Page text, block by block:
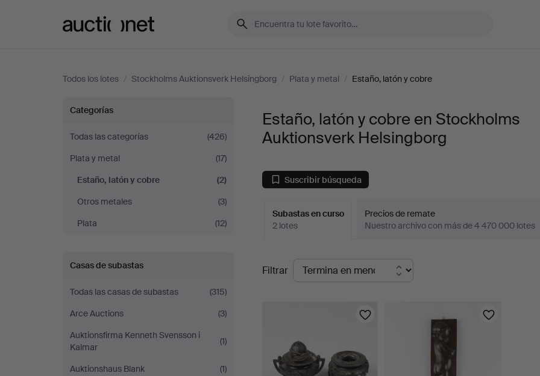
Todos los lotes / Stockholms Auktionsverk Helsingborg / Plata y metal / Estaño, latón y cobre
Estaño,
latón
y
cobre
en
Auktionsverk
Helsingborg
Categorías
Todas las categorías
(426)
Plata y metal
(17)
Estaño, latón y cobre
(2)
Otros metales
(3)
Plata
(12)
Casas de subastas
Todas las casas de subastas
(315)
Arce Auctions
(3)
Auktionsfirma Kenneth Svensson i
Kalmar
(1)
Auktionshaus Blank
(1)
Estaño, latón y cobre en Stockholms
Auktionsverk Helsingborg
Suscribir búsqueda
Subastas en curso
2 lotes
Precios de remate
Nuestro archivo con más de 4 470 000 lotes
Subastas
en
Filtrar